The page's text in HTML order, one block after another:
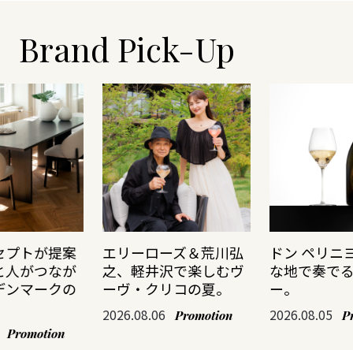
Brand Pick-Up
プトが提案
人がつなが
ンマークの
Promotion
エリーローズ＆荒川弘
之、軽井沢で楽しむヴ
ーヴ・クリコの夏。
2026.08.06 Promotion
ドン ペリニ
な地で奏で
ー。
2026.08.05